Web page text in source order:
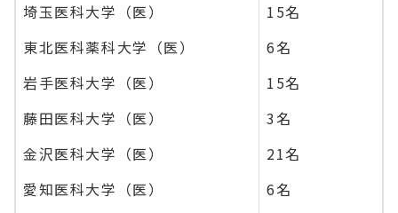
埼玉医科大学（医）
15名
東北医科薬科大学（医）
6名
岩手医科大学（医）
15名
藤田医科大学（医）
3名
金沢医科大学（医）
21名
愛知医科大学（医）
6名